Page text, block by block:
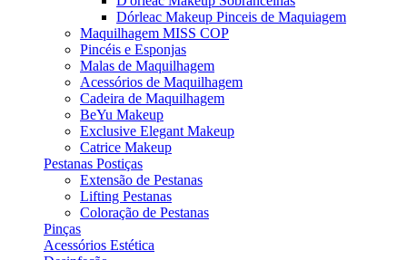
Dórleac Makeup Pinceis de Maquiagem
Maquilhagem MISS COP
Pincéis e Esponjas
Malas de Maquilhagem
Acessórios de Maquilhagem
Cadeira de Maquilhagem
BeYu Makeup
Exclusive Elegant Makeup
Catrice Makeup
Pestanas Postiças
Extensão de Pestanas
Lifting Pestanas
Coloração de Pestanas
Pinças
Acessórios Estética